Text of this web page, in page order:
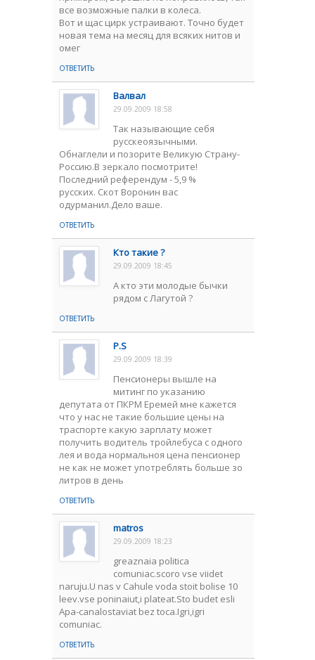
все возможные палки в колеса.
Вот и щас цирк устраивают. Точно будет
новая тема на месяц для всяких нитов и
омег
ОТВЕТИТЬ
Валвал
29.09.2009 18:58
Tак называющие себя
русскеоязычными.
Обнаглели и позорите Великую Страну-
Россию.В зеркало посмотрите!
Последний референдум - 5,9 %
русских. Скот Воронин вас
одурманил.Дело ваше.
ОТВЕТИТЬ
Кто такие ?
29.09.2009 18:45
А кто эти молодые бычки
рядом с Лагутой ?
ОТВЕТИТЬ
P.S
29.09.2009 18:39
Пенсионеры вышле на
митинг по указанию
депутата от ПКРМ Еремей мне кажется
что у нас не такие большие цены на
траспорте какую зарплату может
получить водитель тройлебуса с одного
лея и вода нормальноя цена пенсионер
не как не может употреблять больше зо
литров в день
ОТВЕТИТЬ
matros
29.09.2009 18:23
greaznaia politica
comuniac.scoro vse viidet
naruju.U nas v Cahule voda stoit bolise 10
leev.vse poninaiut,i plateat.Sto budet esli
Apa-canalostaviat bez toca.Igri,igri
comuniac.
ОТВЕТИТЬ